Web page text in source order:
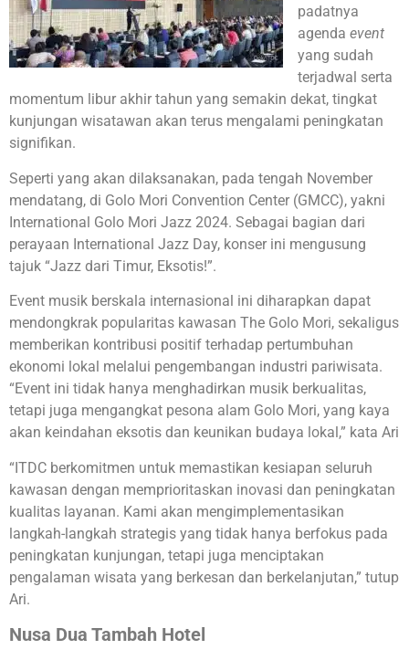
padatnya
agenda event
yang sudah
terjadwal serta
momentum libur akhir tahun yang semakin dekat, tingkat
kunjungan wisatawan akan terus mengalami peningkatan
signifikan.
Seperti yang akan dilaksanakan, pada tengah November
mendatang, di Golo Mori Convention Center (GMCC), yakni
International Golo Mori Jazz 2024. Sebagai bagian dari
perayaan International Jazz Day, konser ini mengusung
tajuk “Jazz dari Timur, Eksotis!”.
Event musik berskala internasional ini diharapkan dapat
mendongkrak popularitas kawasan The Golo Mori, sekaligus
memberikan kontribusi positif terhadap pertumbuhan
ekonomi lokal melalui pengembangan industri pariwisata.
“Event ini tidak hanya menghadirkan musik berkualitas,
tetapi juga mengangkat pesona alam Golo Mori, yang kaya
akan keindahan eksotis dan keunikan budaya lokal,” kata Ari
“ITDC berkomitmen untuk memastikan kesiapan seluruh
kawasan dengan memprioritaskan inovasi dan peningkatan
kualitas layanan. Kami akan mengimplementasikan
langkah-langkah strategis yang tidak hanya berfokus pada
peningkatan kunjungan, tetapi juga menciptakan
pengalaman wisata yang berkesan dan berkelanjutan,” tutup
Ari.
Nusa Dua Tambah Hotel